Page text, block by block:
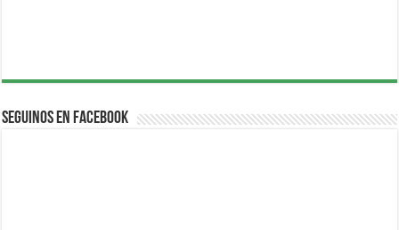
Seguinos en Facebook